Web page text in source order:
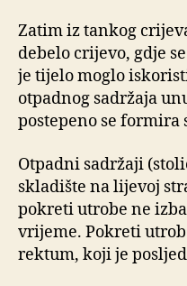
Zatim iz tankog
debelo crijevo, gdje
je tijelo moglo
otpadnog sadržaja
postepeno se formira
Otpadni sadržaji
skladište na lijevoj
pokreti utrobe ne
vrijeme. Pokreti
rektum, koji je